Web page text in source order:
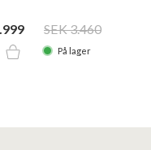
SEK 3.460
På lager